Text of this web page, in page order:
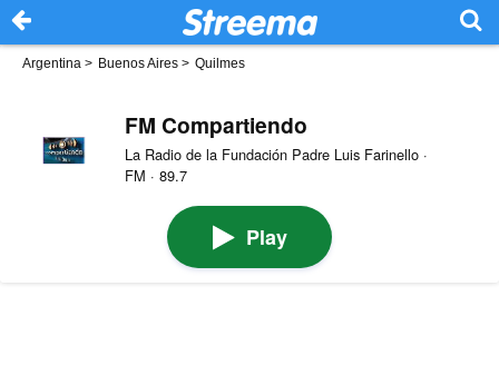
Argentina > Buenos Aires > Quilmes
FM Compartiendo
La Radio de la Fundación Padre Luis Farinello ·
FM · 89.7
Play